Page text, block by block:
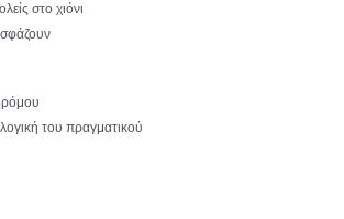
στο χιόνι
του πραγματικού